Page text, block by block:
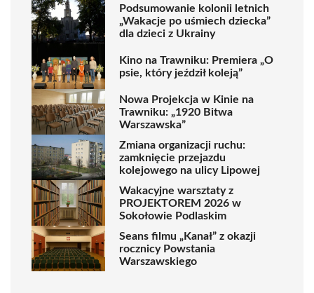
Podsumowanie kolonii letnich
„Wakacje po uśmiech dziecka”
dla dzieci z Ukrainy
Kino na Trawniku: Premiera „O
psie, który jeździł koleją”
Nowa Projekcja w Kinie na
Trawniku: „1920 Bitwa
Warszawska”
Zmiana organizacji ruchu:
zamknięcie przejazdu
kolejowego na ulicy Lipowej
Wakacyjne warsztaty z
PROJEKTOREM 2026 w
Sokołowie Podlaskim
Seans filmu „Kanał” z okazji
rocznicy Powstania
Warszawskiego